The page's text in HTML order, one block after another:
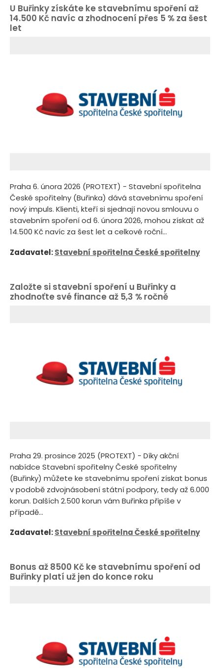
U Buřinky získáte ke stavebnímu spoření až
14.500 Kč navíc a zhodnocení přes 5 % za šest
let
Praha 6. února 2026 (PROTEXT) - Stavební spořitelna
České spořitelny (Buřinka) dává stavebnímu spoření
nový impuls. Klienti, kteří si sjednají novou smlouvu o
stavebním spoření od 6. února 2026, mohou získat až
14.500 Kč navíc za šest let a celkové roční...
Zadavatel:Stavební spořitelna České spořitelny
Založte si stavební spoření u Buřinky a
zhodnoťte své finance až 5,3 % ročně
Praha 29. prosince 2025 (PROTEXT) - Díky akční
nabídce Stavební spořitelny České spořitelny
(Buřinky) můžete ke stavebnímu spoření získat bonus
v podobě zdvojnásobení státní podpory, tedy až 6.000
korun. Dalších 2.500 korun vám Buřinka připíše v
případě...
Zadavatel:Stavební spořitelna České spořitelny
Bonus až 8500 Kč ke stavebnímu spoření od
Buřinky platí už jen do konce roku